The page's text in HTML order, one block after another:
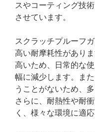
スやコーティング技
させています。
スクラッチプルーフ
高い耐摩耗性があり
高いため、日常的な
幅に減少します。ま
うことがないため、
さらに、耐熱性や耐
く、様々な環境に適応